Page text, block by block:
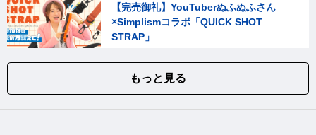
【完売御礼】YouTuberぬふぬふさん
×Simplismコラボ「QUICK SHOT
STRAP」
もっと見る